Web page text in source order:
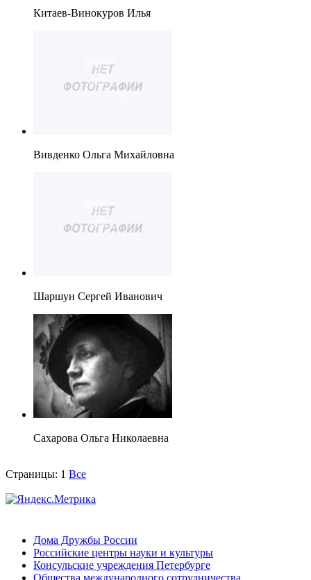
Китаев-Винокуров Илья
Вивденко Ольга Михайловна
Шаршун Сергей Иванович
Сахарова Ольга Николаевна
Страницы: 1 Все
Дома Дружбы России
Российские центры науки и культуры
Консульские учреждения Петербурге
Общества международного сотрудничества